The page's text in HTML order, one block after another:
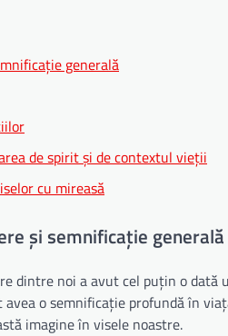
generală
de spirit și de contextul vieții
cu mireasă
și semnificație generală
dintre noi a avut cel puțin o dată
o semnificație profundă în
imagine în visele noastre.